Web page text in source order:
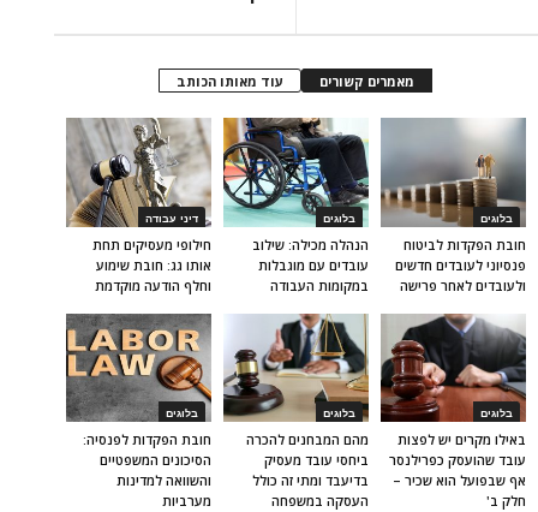
מאמרים קשורים עוד מאותו הכותב
דיני עבודה
חילופי מעסיקים תחת
אותו גג: חובת שימוע
וחלף הודעה מוקדמת
בלוגים
הנהלה מכילה: שילוב
עובדים עם מוגבלות
במקומות העבודה
בלוגים
חובת הפקדות לביטוח
פנסיוני לעובדים חדשים
ולעובדים לאחר פרישה
בלוגים
חובת הפקדות לפנסיה:
הסיכונים המשפטיים
והשוואה למדינות
מערביות
בלוגים
מהם המבחנים להכרה
ביחסי עובד מעסיק
בדיעבד ומתי זה כולל
העסקה במשפחה
בלוגים
באילו מקרים יש לפצות
עובד שהועסק כפרילנסר
אף שבפועל הוא שכיר –
חלק ב'